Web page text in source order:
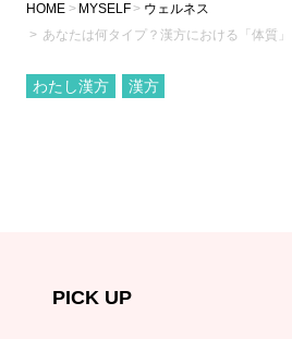
HOME MYSELF
ウェルネス
あなたは何タイプ？漢方における「体質
わたし漢方 漢方
PICK UP